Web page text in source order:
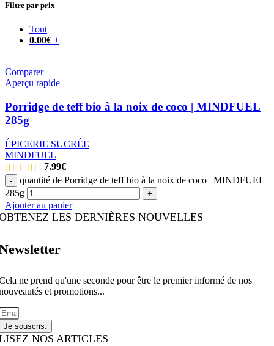
Filtre par prix
Tout
0.00€ +
Comparer
Aperçu rapide
Porridge de teff bio à la noix de coco | MINDFUEL
285g
ÉPICERIE SUCRÉE
MINDFUEL
7.99€
-
quantité de Porridge de teff bio à la noix de coco | MINDFUEL
285g
+
Ajouter au panier
LES DERNIÈRES NOUVELLES
ne prend qu'une seconde pour être le premier informé de nos
et promotions...
Je souscris.
NOS ARTICLES